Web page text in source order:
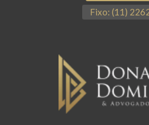
Fixo: (11)